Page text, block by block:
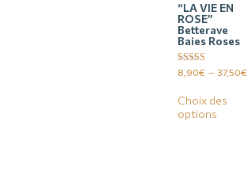
“LA VIE EN
ROSE”
Betterave
Baies Roses
Note
4.70
8,90€ – 37,50€
Choix des
options